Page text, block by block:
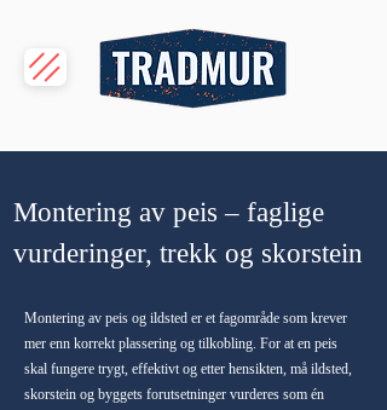
Montering av peis – faglige
vurderinger, trekk og skorstein
Montering av peis og ildsted er et fagområde som krever
mer enn korrekt plassering og tilkobling. For at en peis
skal fungere trygt, effektivt og etter hensikten, må ildsted,
skorstein og byggets forutsetninger vurderes som én